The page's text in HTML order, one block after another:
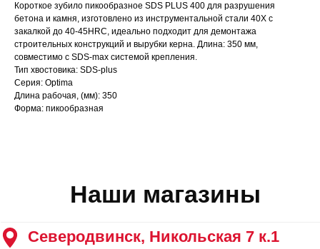
Короткое зубило пикообразное SDS PLUS 400 для разрушения
бетона и камня, изготовлено из инструментальной стали 40Х с
закалкой до 40-45HRC, идеально подходит для демонтажа
строительных конструкций и вырубки керна. Длина: 350 мм,
совместимо с SDS-max системой крепления.
Тип хвостовика: SDS-plus
Серия: Optima
Длина рабочая, (мм): 350
Форма: пикообразная
Архангельск, Урицкого 50 к.1
Северодвинск, Ломоносова 85к2
Ежедневно с 09:00 Пн - Пт до 19:00
Сб до 17:00
Вс до 16:00
Пн - Пт 09:00 - 19:00
Сб - Вс 10:00 - 18:00
+ 7 (8184) 50-11-21
+ 7 (911) 562-83-03